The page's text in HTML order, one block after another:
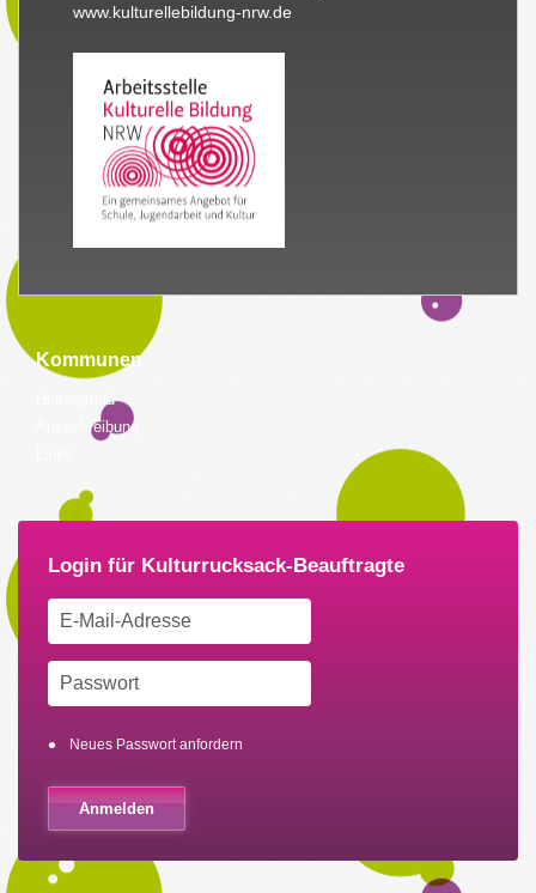
www.kulturellebildung-nrw.de
Kommunen
Hintergrund
Ausschreibung
Neues Passwort anfordern